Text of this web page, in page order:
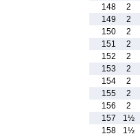
148
2
149
2
150
2
151
2
152
2
153
2
154
2
155
2
156
2
157
1½
158
1½